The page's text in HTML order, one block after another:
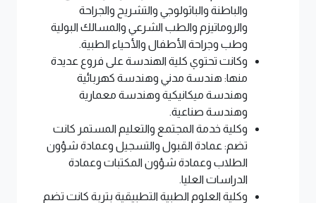
والباطنة والباثولوجي والتشريح والجراحة
والروماتيزم والطب الشرعي والمسالك البولية
وطب وجراحة الأطفال والأحياء الطبية.
وكانت تحتوي كلية الهندسة على فروع عديدة
منها: هندسة مدني وهندسة كهربائية
وهندسة ميكانيكية وهندسة معمارية
وهندسة صناعية.
وكلية خدمة المجتمع والتعليم المستمر كانت
تضم: عمادة القبول والتسجيل وعمادة شؤون
الطلاب وعمادة شؤون المكتبات وعمادة
الدراسات العليا.
وكلية العلوم الطبية التطبيقية بتربة كانت تضم